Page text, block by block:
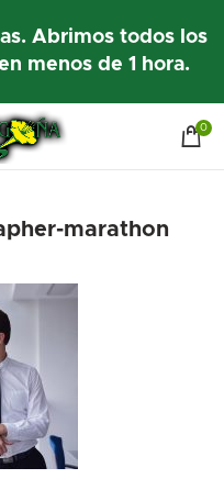
Abrimos todos los
menos de 1 hora.
0
marathon